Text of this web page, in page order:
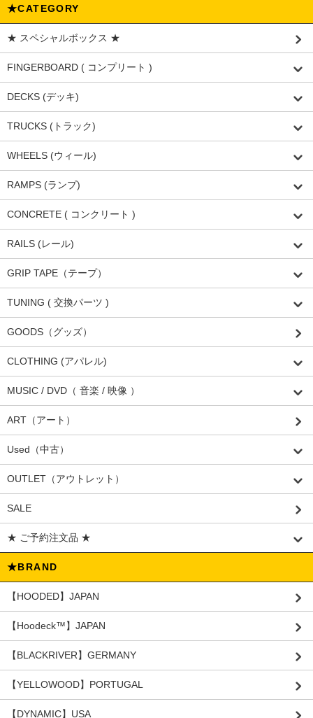
★CATEGORY
★ スペシャルボックス ★
FINGERBOARD ( コンプリート )
DECKS (デッキ)
TRUCKS (トラック)
WHEELS (ウィール)
RAMPS (ランプ)
CONCRETE ( コンクリート )
RAILS (レール)
GRIP TAPE（テープ）
TUNING ( 交換パーツ )
GOODS（グッズ）
CLOTHING (アパレル)
MUSIC / DVD（ 音楽 / 映像 ）
ART（アート）
Used（中古）
OUTLET（アウトレット）
SALE
★ ご予約注文品 ★
★BRAND
【HOODED】JAPAN
【Hoodeck™️】JAPAN
【BLACKRIVER】GERMANY
【YELLOWOOD】PORTUGAL
【DYNAMIC】USA